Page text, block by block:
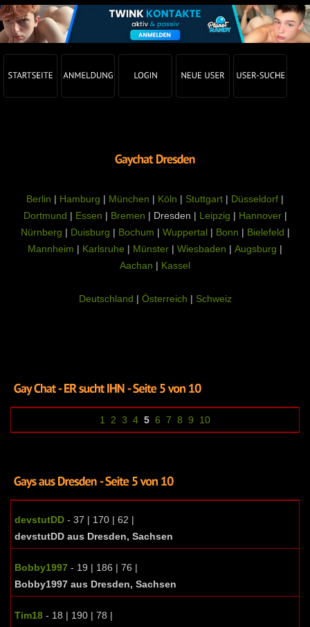
Berlin | Hamburg | München | Köln | Stuttgart | Düsseldorf |
Dortmund | Essen | Bremen | Dresden | Leipzig | Hannover|
Nürnberg | Duisburg | Bochum | Wuppertal | Bonn | Bielefeld |
Mannheim | Karlsruhe | Münster | Wiesbaden | Augsburg |
Aachan | Kassel
Deutschland | Österreich | Schweiz
1 2 3 4 5 6 7 8 9 10
devstutDD - 37 | 170 | 62 |
devstutDD aus Dresden, Sachsen
Bobby1997 - 19 | 186 | 76 |
Bobby1997 aus Dresden, Sachsen
Tim18 - 18 | 190 | 78 |